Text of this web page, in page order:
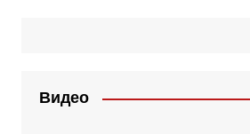
Видео